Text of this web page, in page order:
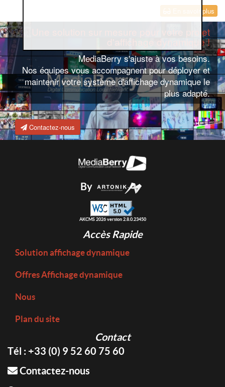
En savoir plus
Une solution sur mesure pour votre projet
d'affichage dynamique !
MediaBerry s'ajuste à vos besoins.
Nos équipes vous accompagnent pour déployer et
maintenir votre système d'affichage dynamique le
plus adapté.
Contactez-nous
By
AKCMS 2026 version 2.8.0.23450
Accès Rapide
Solution affichage dynamique
Offres Affichage dynamique
Nous
Plan du site
Contact
Tél : +33 (0) 9 52 60 75 60
Contactez-nous